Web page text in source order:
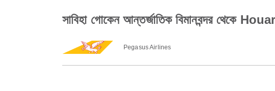
সাবিহা গোকেন আন্তর্জাতিক বিমানবন্দর থেকে
Pegasus Airlines